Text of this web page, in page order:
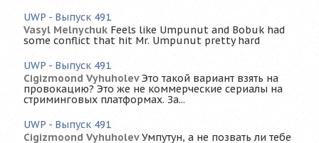
UWP - Выпуск 491
Vasyl Melnychuk Feels like Umpunut and Bobuk had
some conflict that hit Mr. Umpunut pretty hard
UWP - Выпуск 491
Cigizmoond Vyhuholev Это такой вариант взять на
провокацию? Это же не коммерческие сериалы на
стриминговых платформах. За...
UWP - Выпуск 491
Cigizmoond Vyhuholev Умпутун, а не позвать ли тебе